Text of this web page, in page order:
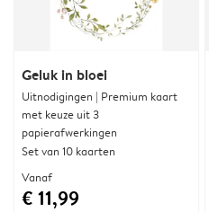
Geluk in bloei
Uitnodigingen | Premium kaart
met keuze uit 3
papierafwerkingen
Set van 10 kaarten
Vanaf
€ 11,99